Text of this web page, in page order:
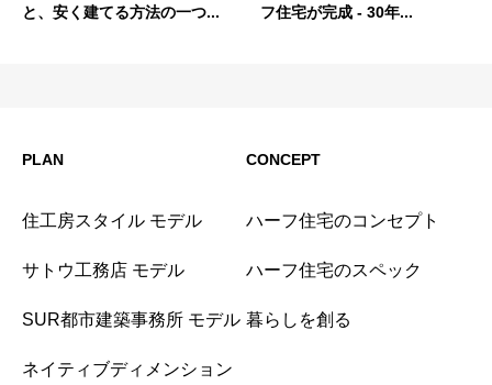
と、安く建てる方法の一つ...
フ住宅が完成 ‐ 30年...
PLAN
住工房スタイル モデル
サトウ工務店 モデル
SUR都市建築事務所 モデル
ネイティブディメンション
CONCEPT
ハーフ住宅のコンセプト
ハーフ住宅のスペック
暮らしを創る